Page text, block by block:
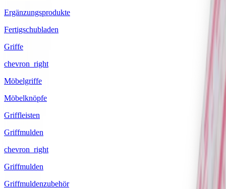
Ergänzungsprodukte
Fertigschubladen
Griffe
chevron_right
Möbelgriffe
Möbelknöpfe
Griffleisten
Griffmulden
chevron_right
Griffmulden
Griffmuldenzubehör